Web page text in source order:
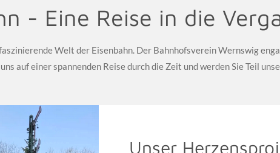
- Eine Reise in die
Welt der Eisenbahn. Der Bahnhofsverein Wernswig
auf einer spannenden Reise durch die Zeit und werden Sie Teil
Unser